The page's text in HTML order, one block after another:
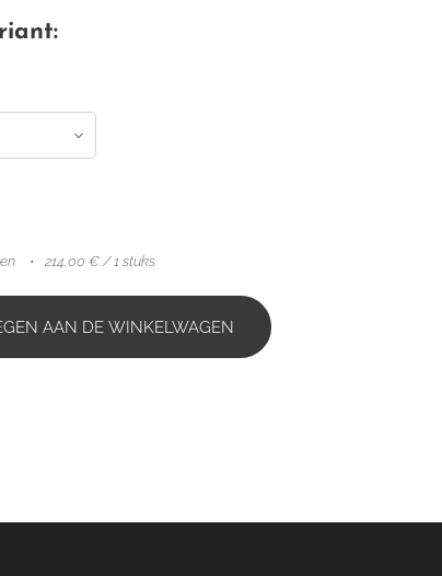
214,00 € / 1 stuks
AAN DE WINKELWAGEN